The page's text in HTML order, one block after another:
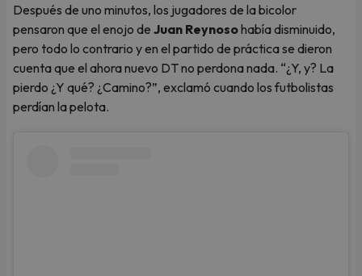
Después de uno minutos, los jugadores de la bicolor
pensaron que el enojo de Juan Reynosohabía disminuido,
pero todo lo contrario y en el partido de práctica se dieron
cuenta que el ahora nuevo DT no perdona nada. “¿Y, y? La
pierdo ¿Y qué? ¿Camino?”, exclamó cuando los futbolistas
perdían la pelota.